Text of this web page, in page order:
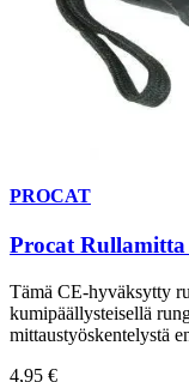
PROCAT
Procat Rullamitta
Tämä CE-hyväksytty
kumipäällysteisellä
mittaustyöskentelystä
4,95 €